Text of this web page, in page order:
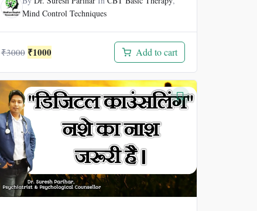
Mind Control Techniques
₹3000 Original
was:
₹3000.
₹1000Current
is:
₹1000.
Add to cart